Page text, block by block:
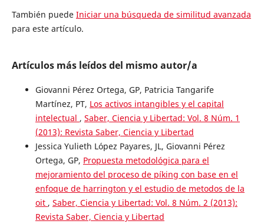
También puede Iniciar una búsqueda de similitud avanzada
para este artículo.
Artículos más leídos del mismo autor/a
Giovanni Pérez Ortega, GP, Patricia Tangarife
Martínez, PT, Los activos intangibles y el capital
intelectual , Saber, Ciencia y Libertad: Vol. 8 Núm. 1
(2013): Revista Saber, Ciencia y Libertad
Jessica Yulieth López Payares, JL, Giovanni Pérez
Ortega, GP, Propuesta metodológica para el
mejoramiento del proceso de píking con base en el
enfoque de harrington y el estudio de metodos de la
oit , Saber, Ciencia y Libertad: Vol. 8 Núm. 2 (2013):
Revista Saber, Ciencia y Libertad